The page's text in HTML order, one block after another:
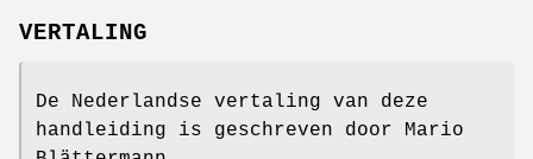
VERTALING
De Nederlandse vertaling van deze
handleiding is geschreven door Mario